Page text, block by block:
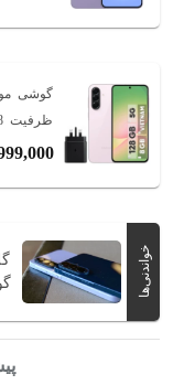
شارژر 45 وات سامسونگ
خواندنی‌ها